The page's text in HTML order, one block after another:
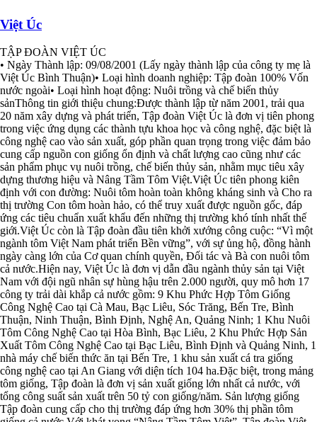
Việt Úc
TẬP ĐOÀN VIỆT ÚC
• Ngày Thành lập: 09/08/2001 (Lấy ngày thành lập của công ty mẹ là
Việt Úc Bình Thuận)• Loại hình doanh nghiệp: Tập đoàn 100% Vốn
nước ngoài• Loại hình hoạt động: Nuôi trồng và chế biến thủy
sảnThông tin giới thiệu chung:Được thành lập từ năm 2001, trải qua
20 năm xây dựng và phát triển, Tập đoàn Việt Úc là đơn vị tiên phong
trong việc ứng dụng các thành tựu khoa học và công nghệ, đặc biệt là
công nghệ cao vào sản xuất, góp phần quan trọng trong việc đảm bảo
cung cấp nguồn con giống ổn định và chất lượng cao cũng như các
sản phẩm phục vụ nuôi trồng, chế biến thủy sản, nhằm mục tiêu xây
dựng thương hiệu và Nâng Tầm Tôm Việt.Việt Úc tiên phong kiên
định với con đường: Nuôi tôm hoàn toàn không kháng sinh và Cho ra
thị trường Con tôm hoàn hảo, có thể truy xuất được nguồn gốc, đáp
ứng các tiêu chuẩn xuất khẩu đến những thị trường khó tính nhất thế
giới.Việt Úc còn là Tập đoàn đầu tiên khởi xướng công cuộc: “Vì một
ngành tôm Việt Nam phát triển Bền vững”, với sự ủng hộ, đồng hành
ngày càng lớn của Cơ quan chính quyền, Đối tác và Bà con nuôi tôm
cả nước.Hiện nay, Việt Úc là đơn vị dẫn đầu ngành thủy sản tại Việt
Nam với đội ngũ nhân sự hùng hậu trên 2.000 người, quy mô hơn 17
công ty trải dài khắp cả nước gồm: 9 Khu Phức Hợp Tôm Giống
Công Nghệ Cao tại Cà Mau, Bạc Liêu, Sóc Trăng, Bến Tre, Bình
Thuận, Ninh Thuận, Bình Định, Nghệ An, Quảng Ninh; 1 Khu Nuôi
Tôm Công Nghệ Cao tại Hòa Bình, Bạc Liêu, 2 Khu Phức Hợp Sản
Xuất Tôm Công Nghệ Cao tại Bạc Liêu, Bình Định và Quảng Ninh, 1
nhà máy chế biến thức ăn tại Bến Tre, 1 khu sản xuất cá tra giống
công nghệ cao tại An Giang với diện tích 104 ha.Đặc biệt, trong mảng
tôm giống, Tập đoàn là đơn vị sản xuất giống lớn nhất cả nước, với
tổng công suất sản xuất trên 50 tỷ con giống/năm. Sản lượng giống
Tập đoàn cung cấp cho thị trường đáp ứng hơn 30% thị phần tôm